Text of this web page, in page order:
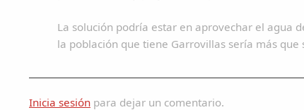
La solución podría estar en aprovechar el agua
la población que tiene Garrovillas sería más que
Inicia sesión para dejar un comentario.